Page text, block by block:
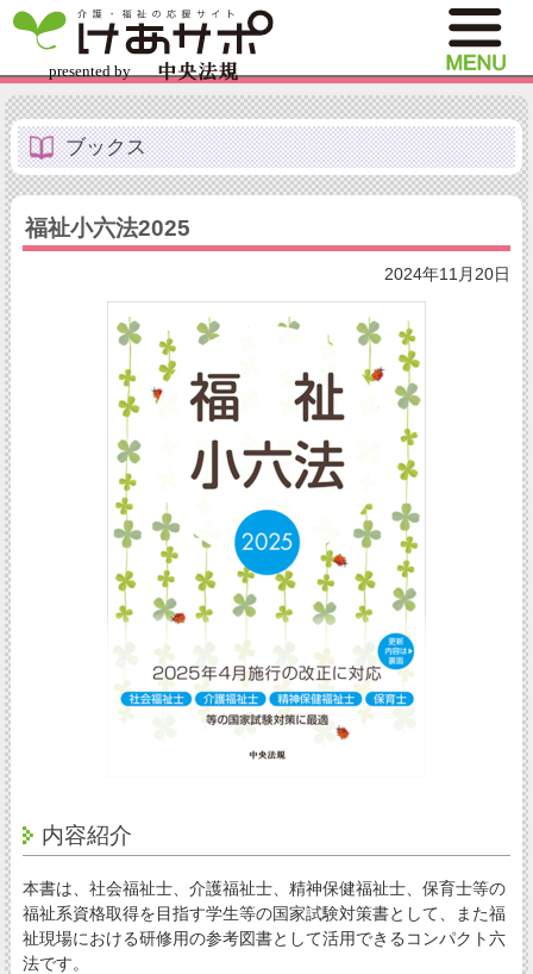
ブックス
福祉小六法2025
2024年11月20日
内容紹介
本書は、社会福祉士、介護福祉士、精神保健福祉士、保育士等の
福祉系資格取得を目指す学生等の国家試験対策書として、また福
祉現場における研修用の参考図書として活用できるコンパクト六
法です。